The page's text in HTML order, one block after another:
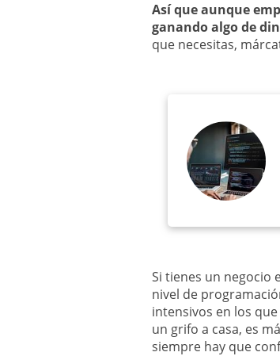
Así que aunque
ganando algo de
que necesitas,
Si tienes un negocio
nivel de
intensivos en los
un grifo a casa, es
siempre hay que